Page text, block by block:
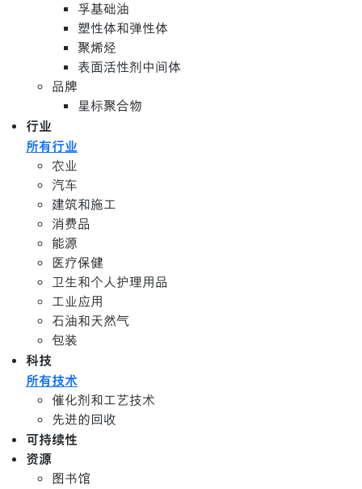
孚基础油
塑性体和弹性体
聚烯烃
表面活性剂中间体
品牌
星标聚合物
行业
所有行业
农业
汽车
建筑和施工
消费品
能源
医疗保健
卫生和个人护理用品
工业应用
石油和天然气
包装
科技
所有技术
催化剂和工艺技术
先进的回收
可持续性
资源
图书馆